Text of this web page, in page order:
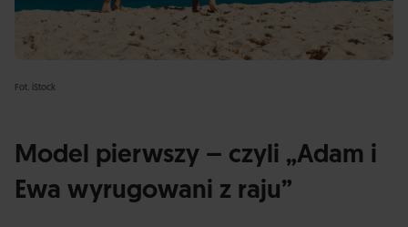
Fot. iStock
Model pierwszy – czyli „Adam i
Ewa wyrugowani z raju”